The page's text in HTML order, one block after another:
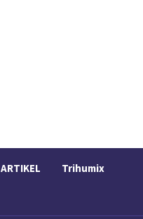
ARTIKEL
Trihumix